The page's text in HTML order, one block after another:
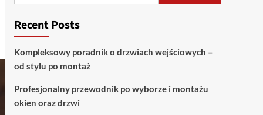
Recent Posts
Kompleksowy poradnik o drzwiach wejściowych –
od stylu po montaż
Profesjonalny przewodnik po wyborze i montażu
okien oraz drzwi